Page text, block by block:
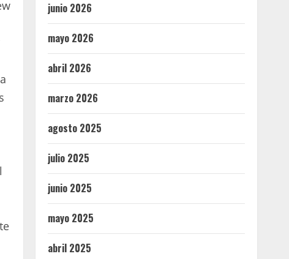
junio 2026
mayo 2026
abril 2026
marzo 2026
agosto 2025
julio 2025
junio 2025
mayo 2025
abril 2025